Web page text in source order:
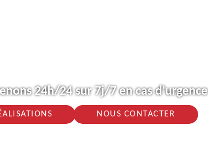
24h/24 sur 7j/7 en cas d'urgence
NOUS CONTACTER